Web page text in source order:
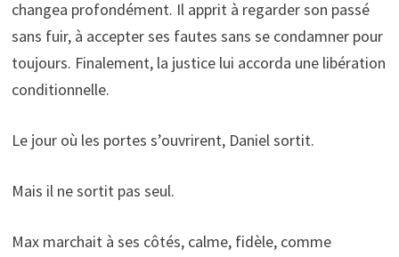
changea profondément. Il apprit à regarder son passé
sans fuir, à accepter ses fautes sans se condamner pour
toujours. Finalement, la justice lui accorda une libération
conditionnelle.
Le jour où les portes s’ouvrirent, Daniel sortit.
Mais il ne sortit pas seul.
Max marchait à ses côtés, calme, fidèle, comme